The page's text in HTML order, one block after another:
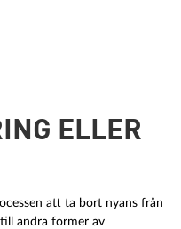
ELLER
att ta bort nyans från
andra former av